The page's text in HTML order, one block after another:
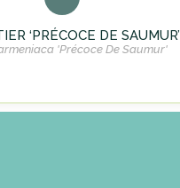
‘PRÉCOCE DE SAUMUR’
'Précoce De Saumur'